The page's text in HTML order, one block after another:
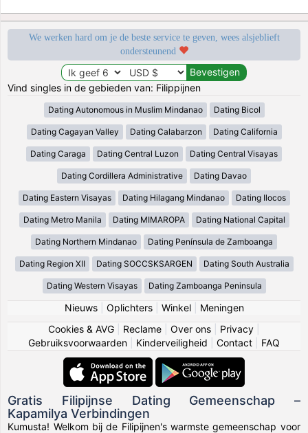
We werken hard om je de beste service te geven, wees alsjeblieft
ondersteunend
Vind singles in de gebieden van: Filippijnen
Dating Autonomous in Muslim Mindanao Dating Bicol
Dating Cagayan Valley Dating Calabarzon Dating California
Dating Caraga Dating Central Luzon Dating Central Visayas
Dating Cordillera Administrative Dating Davao
Dating Eastern Visayas Dating Hilagang Mindanao Dating Ilocos
Dating Metro Manila Dating MIMAROPA Dating National Capital
Dating Northern Mindanao Dating Península de Zamboanga
Dating Region XII Dating SOCCSKSARGEN Dating South Australia
Dating Western Visayas Dating Zamboanga Peninsula
Nieuws| Oplichters| Winkel| Meningen
Cookies & AVG
Reclame Over ons Privacy
Gebruiksvoorwaarden
Kinderveiligheid Contact FAQ
Gratis Filipijnse Dating Gemeenschap –
Kapamilya Verbindingen
Kumusta! Welkom bij de Filipijnen's warmste gemeenschap voor